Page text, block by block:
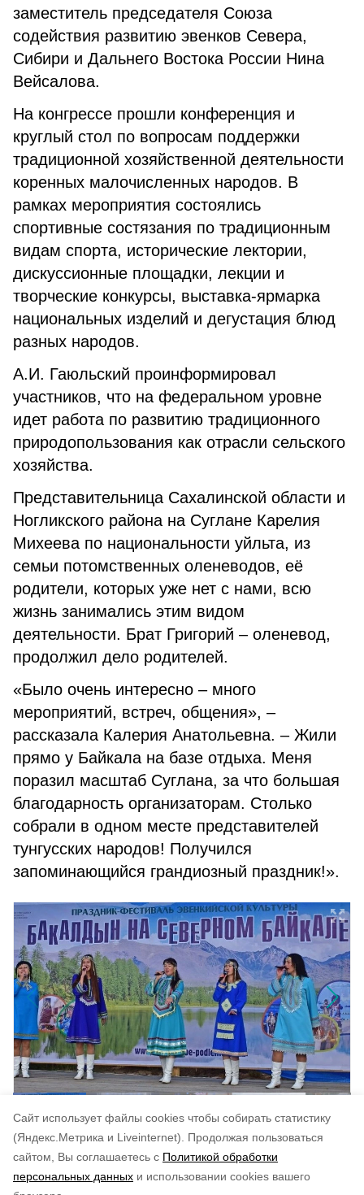
Cайт использует файлы cookies чтобы собирать статистику
(Яндекс.Метрика и Liveinternet).
Продолжая пользоваться
сайтом, Вы соглашаетесь с Политикой обработки
персональных данных и использовании cookies вашего
заместитель председателя Союза
содействия развитию эвенков Севера,
Сибири и Дальнего Востока России Нина
Вейсалова.
На конгрессе прошли конференция и
круглый стол по вопросам поддержки
традиционной хозяйственной деятельности
коренных малочисленных народов. В
рамках мероприятия состоялись
спортивные состязания по традиционным
видам спорта, исторические лектории,
дискуссионные площадки, лекции и
творческие конкурсы, выставка-ярмарка
национальных изделий и дегустация блюд
разных народов.
А.И. Гаюльский проинформировал
участников, что на федеральном уровне
идет работа по развитию традиционного
природопользования как отрасли сельского
хозяйства.
Представительница Сахалинской области и
Ногликского района на Суглане Карелия
Михеева по национальности уйльта, из
семьи потомственных оленеводов, её
родители, которых уже нет с нами, всю
жизнь занимались этим видом
деятельности. Брат Григорий – оленевод,
продолжил дело родителей.
«Было очень интересно – много
мероприятий, встреч, общения», –
рассказала Калерия Анатольевна. – Жили
прямо у Байкала на базе отдыха. Меня
поразил масштаб Суглана, за что большая
благодарность организаторам. Столько
собрали в одном месте представителей
тунгусских народов! Получился
запоминающийся грандиозный праздник!».
по оценке